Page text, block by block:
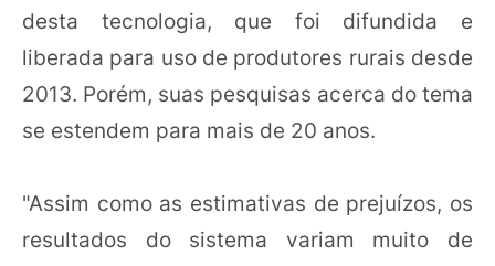
desta tecnologia, que foi difundida e
liberada para uso de produtores rurais desde
2013. Porém, suas pesquisas acerca do tema
se estendem para mais de 20 anos.
"Assim como as estimativas de prejuízos, os
resultados do sistema variam muito de